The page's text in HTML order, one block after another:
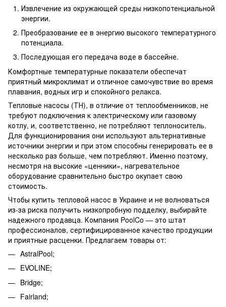
Извлечение из окружающей среды низкопотенциальной
энергии.
Преобразование ее в энергию высокого температурного
потенциала.
Последующая его передача воде в бассейне.
Комфортные температурные показатели обеспечат
приятный микроклимат и отличное самочувствие во время
плавания, водных игр и спокойного релакса.
Тепловые насосы (ТН), в отличие от теплообменников, не
требуют подключения к электрическому или газовому
котлу, и, соответственно, не потребляют теплоноситель.
Для функционирования они используют альтернативные
источники энергии и при этом способны генерировать ее в
несколько раз больше, чем потребляют. Именно поэтому,
несмотря на высокие «ценники», нагревательное
оборудование сравнительно быстро окупает свою
стоимость.
Чтобы купить тепловой насос в Украине и не волноваться
из-за риска получить низкопробную подделку, выбирайте
надежного продавца. Компания PoolCo — это штат
профессионалов, сертифицированное качество продукции
и приятные расценки. Предлагаем товары от:
AstralPool;
EVOLINE;
Bridge;
Fairland;